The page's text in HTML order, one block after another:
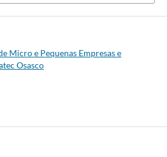
Micro e Pequenas Empresas e
Osasco